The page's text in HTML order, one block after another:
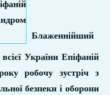
Блаженнійший
України Епіфаній
робочу зустріч з
безпеки і оборони